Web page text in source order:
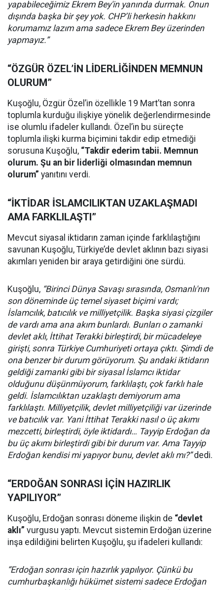
yapabileceğimiz Ekrem Bey'in yanında durmak. Onun
dışında başka bir şey yok. CHP’li herkesin hakkını
korumamız lazım ama sadece Ekrem Bey üzerinden
yapmayız.”
“ÖZGÜR ÖZEL’İN LİDERLİĞİNDEN MEMNUN
OLURUM”
Kuşoğlu, Özgür Özel’in özellikle 19 Mart’tan sonra
toplumla kurduğu ilişkiye yönelik değerlendirmesinde
ise olumlu ifadeler kullandı. Özel’in bu süreçte
toplumla ilişki kurma biçimini takdir edip etmediği
sorusuna Kuşoğlu, “Takdir ederim tabii. Memnun
olurum. Şu an bir liderliği olmasından memnun
olurum” yanıtını verdi.
“İKTİDAR İSLAMCILIKTAN UZAKLAŞMADI
AMA FARKLILAŞTI”
Mevcut siyasal iktidarın zaman içinde farklılaştığını
savunan Kuşoğlu, Türkiye’de devlet aklının bazı siyasi
akımları yeniden bir araya getirdiğini öne sürdü.
Kuşoğlu, “Birinci Dünya Savaşı sırasında, Osmanlı'nın
son döneminde üç temel siyaset biçimi vardı;
İslamcılık, batıcılık ve milliyetçilik. Başka siyasi çizgiler
de vardı ama ana akım bunlardı. Bunları o zamanki
devlet aklı, İttihat Terakki birleştirdi, bir mücadeleye
girişti, sonra Türkiye Cumhuriyeti ortaya çıktı. Şimdi de
ona benzer bir durum görüyorum. Şu andaki iktidarın
geldiği zamanki gibi bir siyasal İslamcı iktidar
olduğunu düşünmüyorum, farklılaştı, çok farklı hale
geldi. İslamcılıktan uzaklaştı demiyorum ama
farklılaştı. Milliyetçilik, devlet milliyetçiliği var üzerinde
ve batıcılık var. Yani İttihat Terakki nasıl o üç akımı
mezcetti, birleştirdi, öyle iktidardı… Tayyip Erdoğan da
bu üç akımı birleştirdi gibi bir durum var. Ama Tayyip
Erdoğan kendisi mi yapıyor bunu, devlet aklı mı?”dedi.
“ERDOĞAN SONRASI İÇİN HAZIRLIK
YAPILIYOR”
Kuşoğlu, Erdoğan sonrası döneme ilişkin de “devlet
aklı” vurgusu yaptı. Mevcut sistemin Erdoğan üzerine
inşa edildiğini belirten Kuşoğlu, şu ifadeleri kullandı:
“Erdoğan sonrası için hazırlık yapılıyor. Çünkü bu
cumhurbaşkanlığı hükümet sistemi sadece Erdoğan